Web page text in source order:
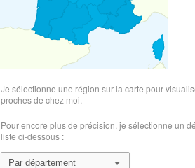
Je sélectionne une région sur la carte pour
proches de chez moi.
Pour encore plus de précision, je sélectionne un
liste ci-dessous :